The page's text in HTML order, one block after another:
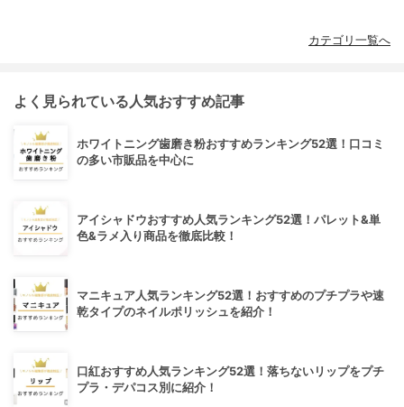
カテゴリ一覧へ
よく見られている人気おすすめ記事
ホワイトニング歯磨き粉おすすめランキング52選！口コミ
の多い市販品を中心に
アイシャドウおすすめ人気ランキング52選！パレット&単
色&ラメ入り商品を徹底比較！
マニキュア人気ランキング52選！おすすめのプチプラや速
乾タイプのネイルポリッシュを紹介！
口紅おすすめ人気ランキング52選！落ちないリップをプチ
プラ・デパコス別に紹介！